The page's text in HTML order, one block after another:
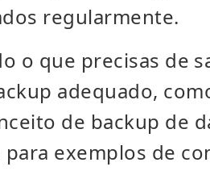
regularmente.
o que precisas de
adequado,
de backup de
exemplos de